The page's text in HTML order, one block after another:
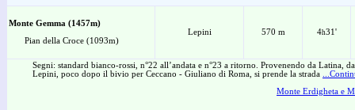
Monte Gemma (1457m)
Pian della Croce (1093m)
Lepini 570 m 4h31'
Segni: standard bianco-rossi, n°22 all’andata e n°23 a ritorno. Provenendo da Latina,
Lepini, poco dopo il bivio per Ceccano - Giuliano di Roma, si prende la strada
Monte Erdigheta e